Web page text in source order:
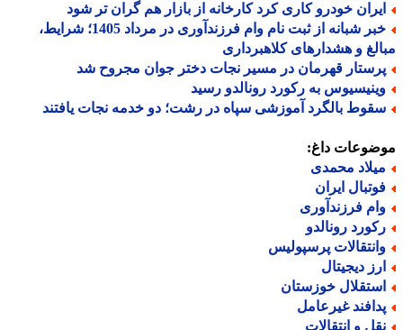
خودرو کاری کرد کارخانه از بازار هم گران تر شود
خبر شبانه از ثبت نام وام فرزندآوری در مرداد 1405؛ شرایط،
و هشدارهای کلاهبرداری
قهرمان در مسیر نجات دختر جوان مجروح شد
به رکورد رونالدو رسید
بالگرد آموزشی سپاه در رشت؛ دو خدمه نجات یافتند
داغ:
محمدی
ایران
فرزندآوری
رونالدو
پرسپولیس
دیجیتال
خوزستان
غیرعامل
و انتقالات